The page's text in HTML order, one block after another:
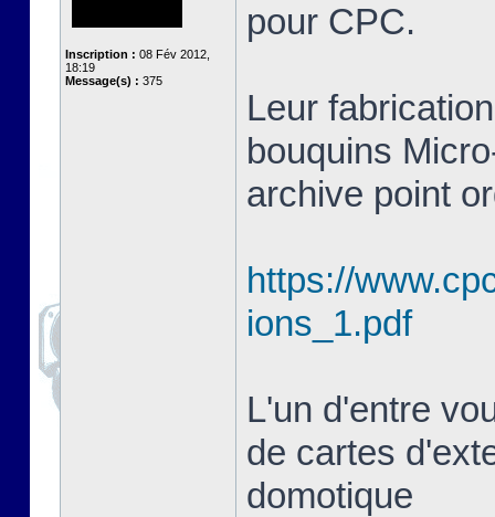
Inscription : 08 Fév 2012,
18:19
Message(s) : 375
pour CPC.
Leur
bouquins
archive point
https://
ions_1.pdf
L'un d'entre
de cartes
domotique